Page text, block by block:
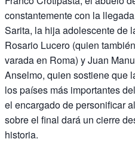
constantemente con la
Sarita, la hija adolescente de
Rosario Lucero (quien
varada en Roma) y Juan
Anselmo, quien sostiene que
los países más importantes
el encargado de personificar
sobre el final dará un cierre
historia.